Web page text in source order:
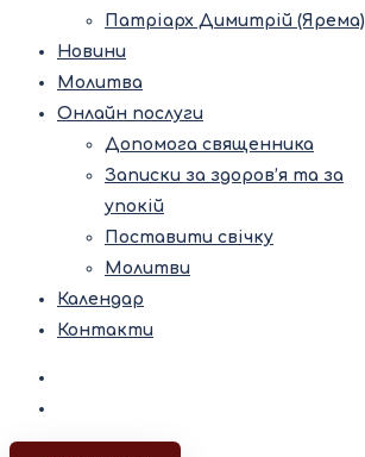
Патріарх Димитрій (Ярема)
Новини
Молитва
Онлайн послуги
Допомога священника
Записки за здоров’я та за
упокій
Поставити свічку
Молитви
Календар
Контакти